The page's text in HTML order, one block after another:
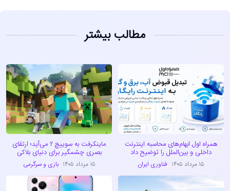
مطالب بیشتر
همراه اول ابهام‌های محاسبه اینترنت
داخلی و بین‌الملل را توضیح داد
۱۵ مرداد ۱۴۰۵ فناوری ایران
ماینکرفت به سوییچ ۲ می‌آید؛ ارتقای
بصری چشمگیر برای دنیای بلاکی
۱۵ مرداد ۱۴۰۵ بازی و سرگرمی